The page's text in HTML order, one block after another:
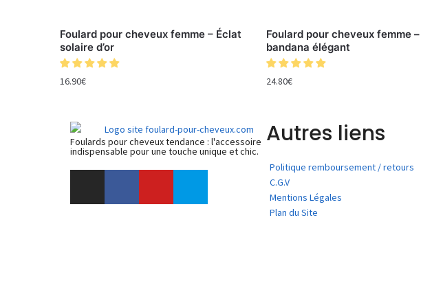
Foulard pour cheveux femme – Éclat
solaire d’or
16.90€
Foulard pour cheveux femme –
bandana élégant
24.80€
Foulards pour cheveux tendance : l'accessoire
indispensable pour une touche unique et chic.
Autres liens
Politique remboursement / retours
C.G.V
Mentions Légales
Plan du Site